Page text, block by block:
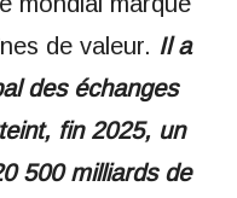
de valeur. Il a
des échanges
fin 2025, un
500 milliards de